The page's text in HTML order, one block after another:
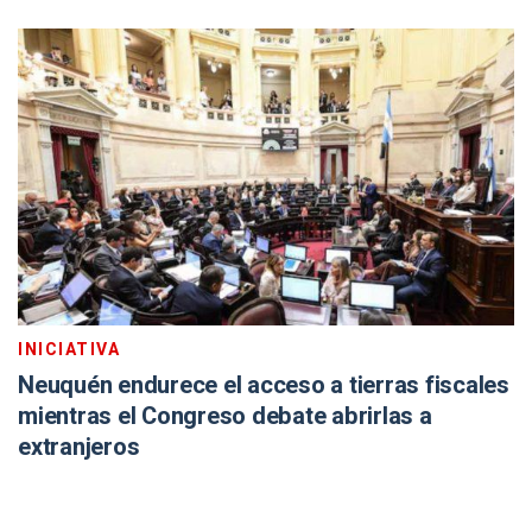
INICIATIVA
Neuquén endurece el acceso a tierras fiscales
mientras el Congreso debate abrirlas a
extranjeros